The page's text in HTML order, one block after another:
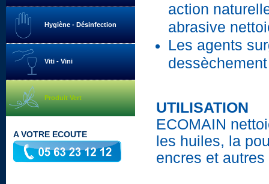
Hygiène - Désinfection
Viti - Vini
Produit Vert
A VOTRE ECOUTE
action
abrasive
Les agents
UTILISATION
ECOMAIN
les huiles, la
encres et